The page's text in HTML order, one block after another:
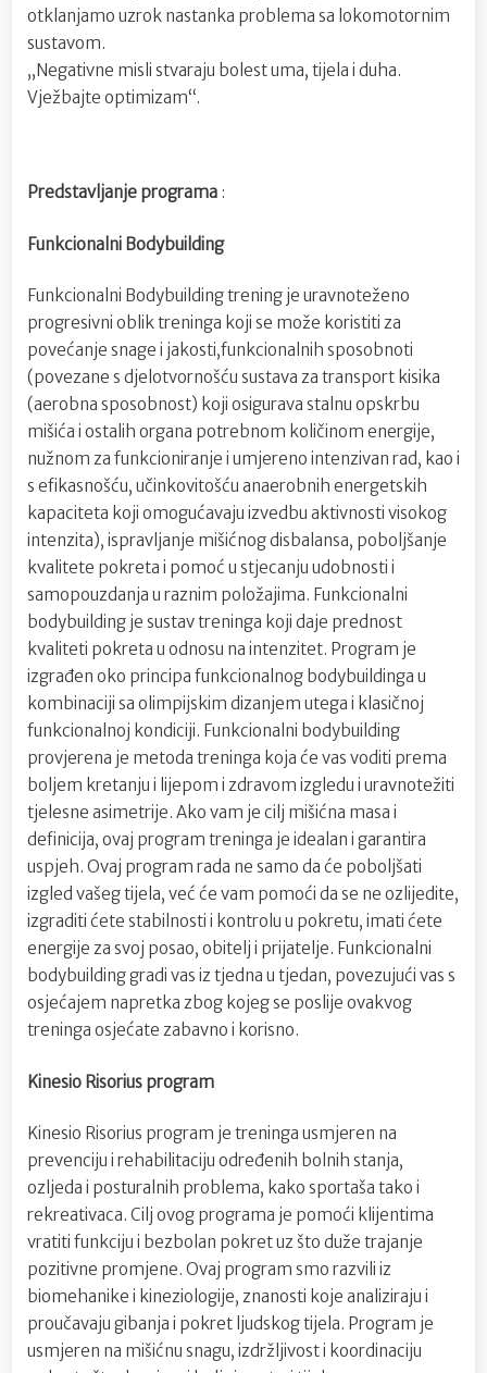
otklanjamo uzrok nastanka problema sa lokomotornim
sustavom.
„Negativne misli stvaraju bolest uma, tijela i duha.
Vježbajte optimizam“.
Predstavljanje programa :
Funkcionalni Bodybuilding
Funkcionalni Bodybuilding trening je uravnoteženo
progresivni oblik treninga koji se može koristiti za
povećanje snage i jakosti,funkcionalnih sposobnoti
(povezane s djelotvornošću sustava za transport kisika
(aerobna sposobnost) koji osigurava stalnu opskrbu
mišića i ostalih organa potrebnom količinom energije,
nužnom za funkcioniranje i umjereno intenzivan rad, kao i
s efikasnošću, učinkovitošću anaerobnih energetskih
kapaciteta koji omogućavaju izvedbu aktivnosti visokog
intenzita), ispravljanje mišićnog disbalansa, poboljšanje
kvalitete pokreta i pomoć u stjecanju udobnosti i
samopouzdanja u raznim položajima. Funkcionalni
bodybuilding je sustav treninga koji daje prednost
kvaliteti pokreta u odnosu na intenzitet. Program je
izgrađen oko principa funkcionalnog bodybuildinga u
kombinaciji sa olimpijskim dizanjem utega i klasičnoj
funkcionalnoj kondiciji. Funkcionalni bodybuilding
provjerena je metoda treninga koja će vas voditi prema
boljem kretanju i lijepom i zdravom izgledu i uravnotežiti
tjelesne asimetrije. Ako vam je cilj mišićna masa i
definicija, ovaj program treninga je idealan i garantira
uspjeh. Ovaj program rada ne samo da će poboljšati
izgled vašeg tijela, već će vam pomoći da se ne ozlijedite,
izgraditi ćete stabilnosti i kontrolu u pokretu, imati ćete
energije za svoj posao, obitelj i prijatelje. Funkcionalni
bodybuilding gradi vas iz tjedna u tjedan, povezujući vas s
osjećajem napretka zbog kojeg se poslije ovakvog
treninga osjećate zabavno i korisno.
Kinesio Risorius program
Kinesio Risorius program je treninga usmjeren na
prevenciju i rehabilitaciju određenih bolnih stanja,
ozljeda i posturalnih problema, kako sportaša tako i
rekreativaca. Cilj ovog programa je pomoći klijentima
vratiti funkciju i bezbolan pokret uz što duže trajanje
pozitivne promjene. Ovaj program smo razvili iz
biomehanike i kineziologije, znanosti koje analiziraju i
proučavaju gibanja i pokret ljudskog tijela. Program je
usmjeren na mišićnu snagu, izdržljivost i koordinaciju